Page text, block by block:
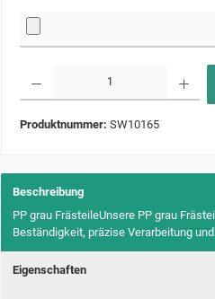
Produktnummer: SW10165
Beschreibung
PP grau FrästeileUnsere PP grau
Beständigkeit, präzise Verarbeitung
Eigenschaften